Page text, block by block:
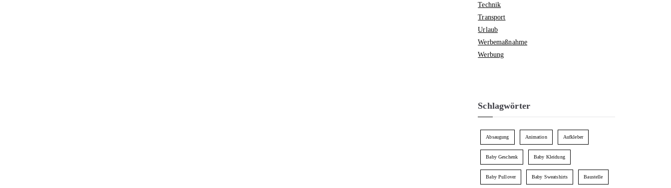
Technik
Transport
Urlaub
Werbemaßnahme
Werbung
Schlagwörter
Absaugung Animation Aufkleber
Baby Geschenk Baby Kleidung
Baby Pullover Baby Sweatshirts Baustelle